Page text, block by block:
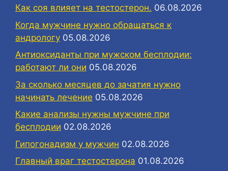
Как соя влияет на тестостерон. 06.08.2026
Когда мужчине нужно обращаться к
андрологу 05.08.2026
Антиоксиданты при мужском бесплодии:
работают ли они 05.08.2026
За сколько месяцев до зачатия нужно
начинать лечение 05.08.2026
Какие анализы нужны мужчине при
бесплодии 02.08.2026
Гипогонадизм у мужчин 02.08.2026
Главный враг тестостерона 01.08.2026